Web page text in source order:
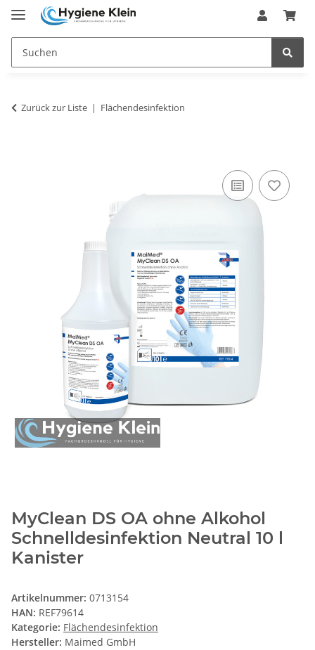
Zurück zur Liste Flächendesinfektion
MyClean DS OA ohne Alkohol
Schnelldesinfektion Neutral 10 l
Kanister
Artikelnummer: 0713154
HAN: REF79614
Kategorie: Flächendesinfektion
Hersteller: Maimed GmbH